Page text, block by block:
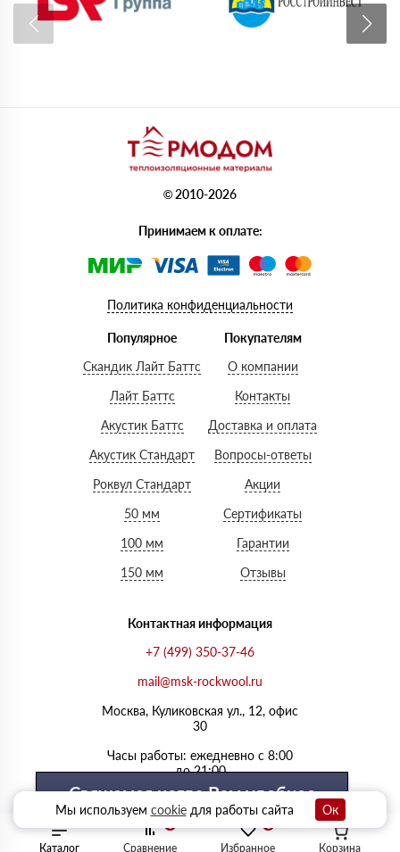
Каталог Избранное
Сравнение Корзина
© 2010-2026
Принимаем к оплате:
Политика конфиденциальности
Популярное
Скандик Лайт Баттс
Лайт Баттс
Акустик Баттс
Акустик Стандарт
Роквул Стандарт
50 мм
100 мм
150 мм
Покупателям
О компании
Контакты
Доставка и оплата
Вопросы-ответы
Акции
Сертификаты
Гарантии
Отзывы
Контактная информация
+7 (499) 350-37-46
mail@msk-rockwool.ru
Москва, Куликовская ул., 12, офис
30
Часы работы: ежедневно с 8:00
до 21:00
Свяжемся когда Вам удобнее
Выберите удобный день
Мы используем cookieдля работы сайта Ок